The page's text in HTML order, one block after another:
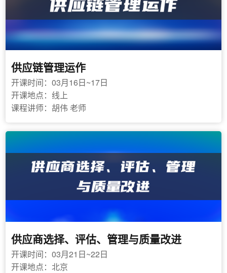
供应链管理运作
开课时间：03月16日~17日
开课地点：线上
课程讲师：胡伟 老师
供应商选择、评估、管理与质量改进
开课时间：03月21日~22日
开课地点：北京